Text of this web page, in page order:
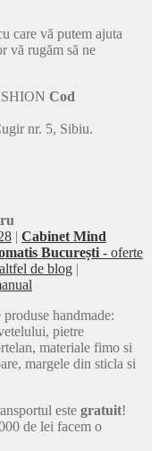
care vă putem ajuta
vă rugăm să ne
Cod
nr. 5, Sibiu.
| Cabinet Mind
București - oferte
de blog |
handmade:
pietre
materiale fimo si
margele din sticla si
este gratuit!
de lei facem o